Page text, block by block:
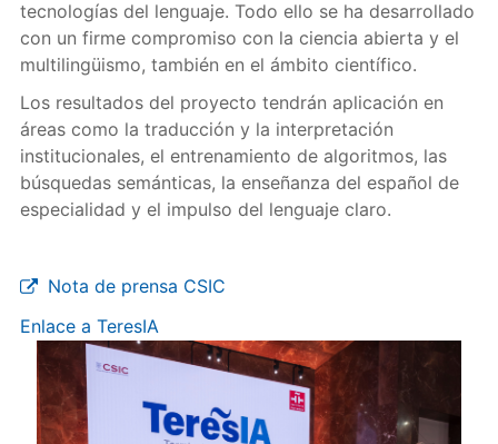
tecnologías del lenguaje. Todo ello se ha desarrollado
con un firme compromiso con la ciencia abierta y el
multilingüismo, también en el ámbito científico.
Los resultados del proyecto tendrán aplicación en
áreas como la traducción y la interpretación
institucionales, el entrenamiento de algoritmos, las
búsquedas semánticas, la enseñanza del español de
especialidad y el impulso del lenguaje claro.
Nota de prensa CSIC
Enlace a TeresIA